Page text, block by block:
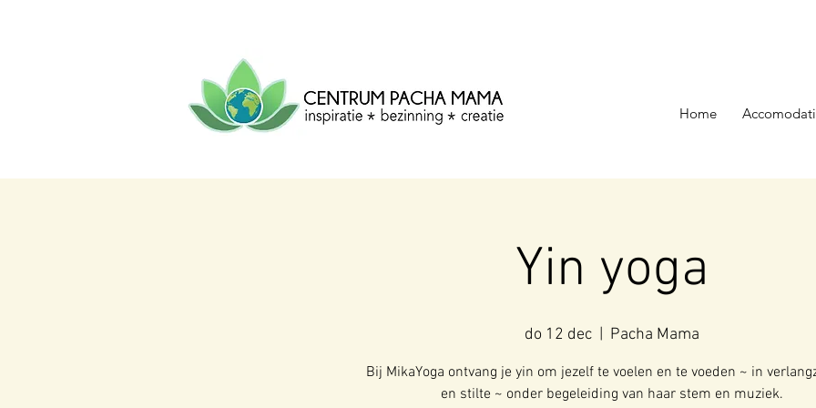
CENTRUM
PACHA
MAMA Centrum voor inspiratie, bezinning &
creatie.
Home
Yin yoga
do 12 dec Pacha Mama
Bij MikaYoga ontvang je yin om jezelf te voelen en te voeden ~ in
en stilte ~ onder begeleiding van haar stem en muziek.